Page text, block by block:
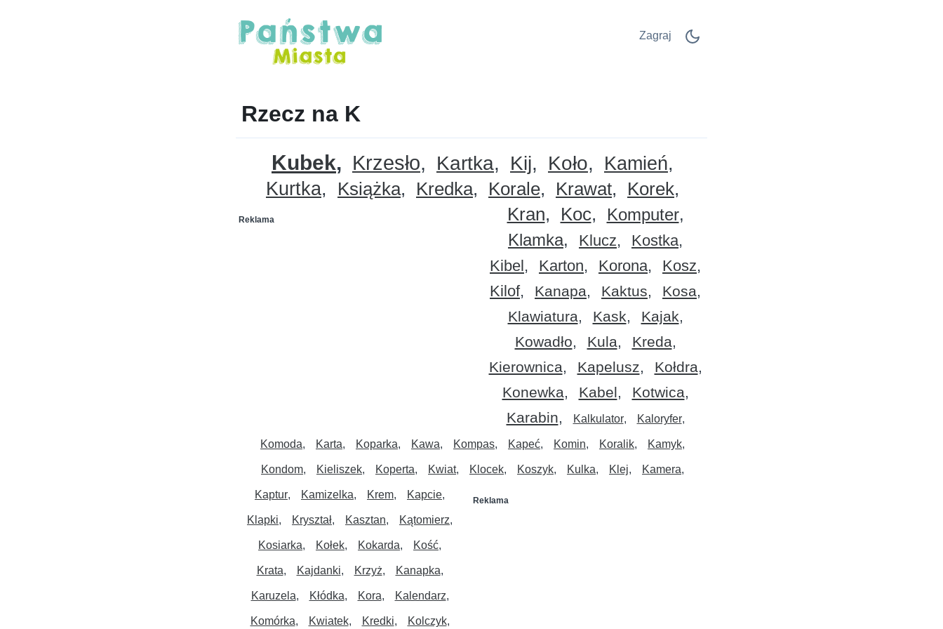
Zagraj
Rzecz na K
Kubek Krzesło Kartka Kij Koło
Kamień
Kurtka
Książka Kredka Korale Krawat
Korek
Kran
Koc Komputer
Reklama
Klamka Klucz
Kostka
Kibel
Karton Korona
Kosz
Kilof
Kanapa Kaktus
Kosa
Klawiatura
Kask
Kajak
Kowadło
Kula
Kreda
Kierownica
Kapelusz
Kołdra
Konewka
Kabel
Kotwica
Karabin
Kalkulator Kaloryfer
Komoda Karta Koparka Kawa Kompas Kapeć Komin Koralik Kamyk
Kondom Kieliszek Koperta Kwiat Klocek Koszyk Kulka Klej Kamera
Kaptur Reklama
Kamizelka Krem Kapcie
Klapki Kryształ Kasztan Kątomierz
Kosiarka Kołek Kokarda Kość
Krata Kajdanki Krzyż Kanapka
Karuzela Kłódka Kora Kalendarz
Komórka Kwiatek Kredki Kolczyk